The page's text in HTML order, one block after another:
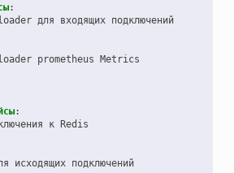
:
для входящих подключений
prometheus Metrics
:
к Redis
исходящих подключений